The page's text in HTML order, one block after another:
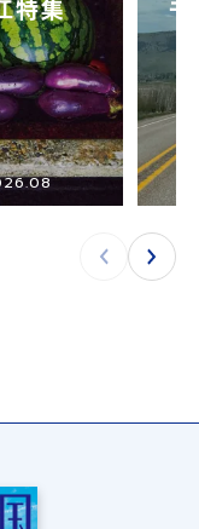
特集 モ